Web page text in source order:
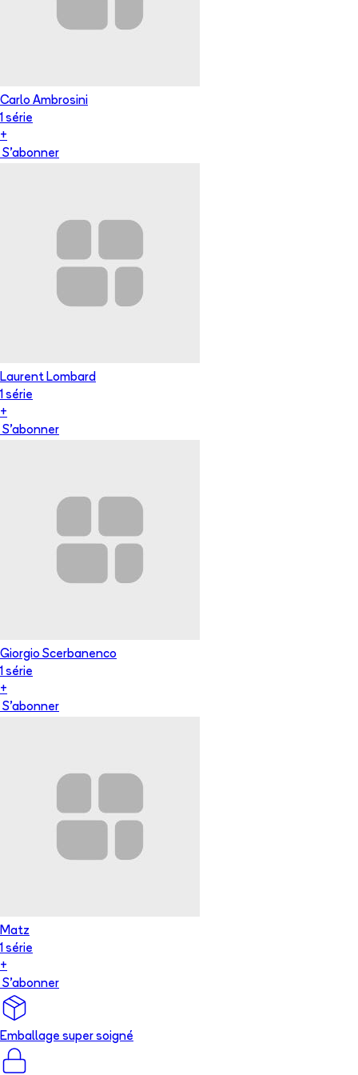
Carlo Ambrosini
1 série
+
S'abonner
Laurent Lombard
1 série
+
S'abonner
Giorgio Scerbanenco
1 série
+
S'abonner
Matz
1 série
+
S'abonner
Emballage super soigné